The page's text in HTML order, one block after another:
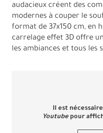
audacieux créent des
modernes à couper le
format de 37x150 cm, en
carrelage effet 3D offre
les ambiances et tous les
Il est
Youtube pour